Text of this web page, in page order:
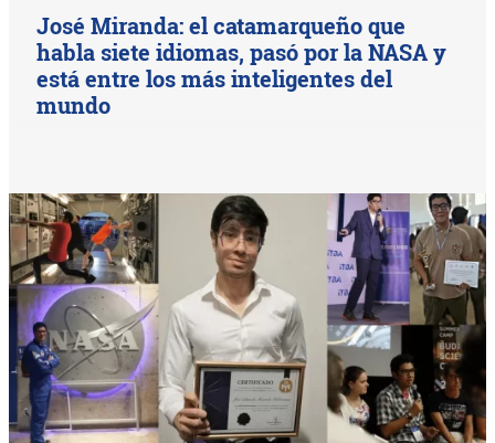
José Miranda: el catamarqueño que
habla siete idiomas, pasó por la NASA y
está entre los más inteligentes del
mundo